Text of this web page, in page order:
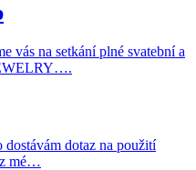
vás na setkání plné svatební a
dotaz na použití
z mé…